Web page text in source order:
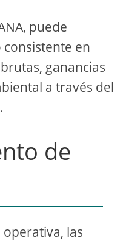
puede
en
ganancias
a través del
de
las